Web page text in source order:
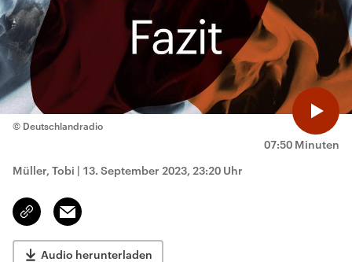
07:50 Minuten
© Deutschlandradio
Müller, Tobi | 13. September 2023, 23:20 Uhr
Link
kopieren/teilen
Email
Audio herunterladen